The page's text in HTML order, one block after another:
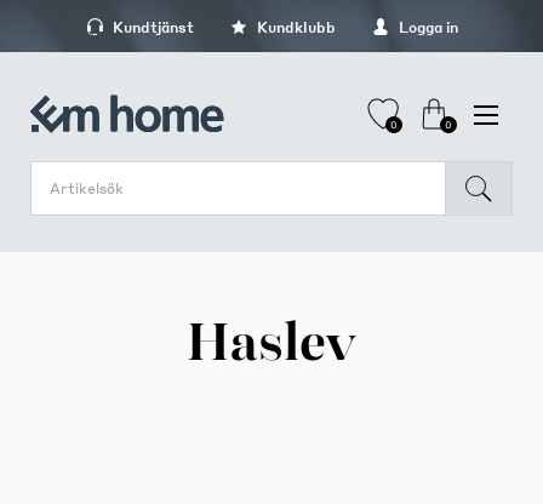
Kundtjänst Kundklubb Logga in
0 0
Haslev